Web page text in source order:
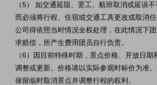
（5） 如交通延阻、罢工、航班取消或延误
而必须将行程、住宿或交通工具更改或取消
公司得依照当时情况全权处理，在此情况下
求赔偿，所产生费用团员自行负责。
（6）因目前特殊时期，景点价格、开放日
调整或更新。价格请以实际参观时标价为准
保留临时取消景点并调整行程的权利。